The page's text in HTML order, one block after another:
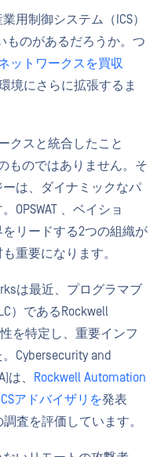
用制御システム（ICS）
ものがあるだろうか。つ
ットワークスを買収
境にさらに拡張するま
クスと統合したこと
ものではありません。そ
は、ダイナミックなパ
OPSWAT 、ベイショ
リードする2つの組織が
重要になります。
は最近、プログラマブ
）であるRockwell
を特定し、重要インフ
Cybersecurity and
は、
Rockwell Automation
アドバイザリを発表
査を評価しています。